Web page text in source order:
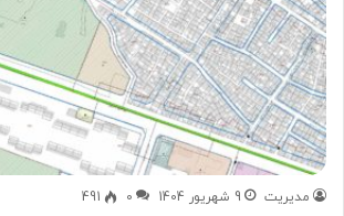
مدیریت 9 شهریور 1404 0
491